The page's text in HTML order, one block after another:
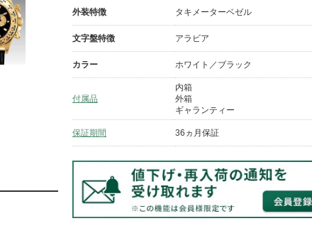
外装特徴 タキメーターベゼル
文字盤特徴 アラビア
カラー ホワイト／ブラック
付属品
内箱
外箱
ギャランティー
保証期間 36ヵ月保証